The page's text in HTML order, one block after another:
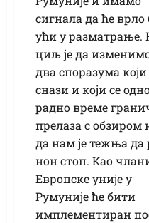
сигнала да ће врло
ући у разматрање.
циљ је да
два споразума који
снази и који се
радно време
прелаза с обзиром
да нам је тежња да
нон стоп. Као
Европске уније у
Румуније ће бити
имплементиран